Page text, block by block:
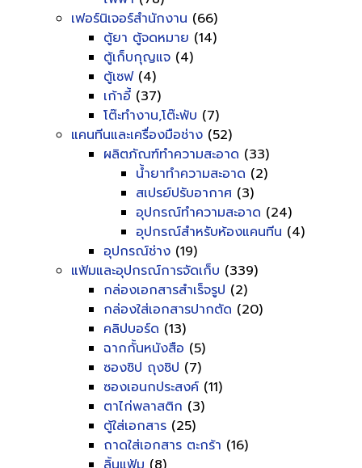
เฟอร์นิเจอร์สำนักงาน (66)
ตู้ยา ตู้จดหมาย (14)
ตู้เก็บกุญแจ (4)
ตู้เซฟ(4)
เก้าอี้ (37)
โต๊ะทำงาน,โต๊ะพับ (7)
แคนทีนและเครื่องมือช่าง (52)
ผลิตภัณฑ์ทำความสะอาด (33)
น้ำยาทำความสะอาด (2)
สเปรย์ปรับอากาศ (3)
อุปกรณ์ทำความสะอาด (24)
อุปกรณ์สำหรับห้องแคนทีน (4)
อุปกรณ์ช่าง (19)
แฟ้มและอุปกรณ์การจัดเก็บ (339)
กล่องเอกสารสำเร็จรูป (2)
กล่องใส่เอกสารปากตัด (20)
คลิปบอร์ด (13)
ฉากกั้นหนังสือ (5)
ซองซิป ถุงซิป (7)
ซองเอนกประสงค์ (11)
ตาไก่พลาสติก (3)
ตู้ใส่เอกสาร (25)
ถาดใส่เอกสาร ตะกร้า (16)